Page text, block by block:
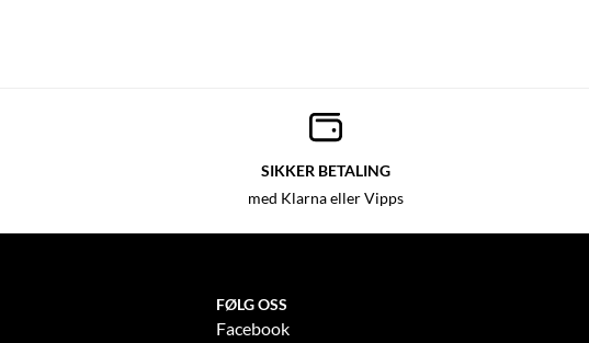
SIKKER BETALING
med Klarna eller Vipps
FØLG OSS
Facebook